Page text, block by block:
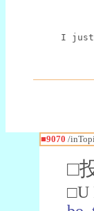
I just
■9070 /
□
□U